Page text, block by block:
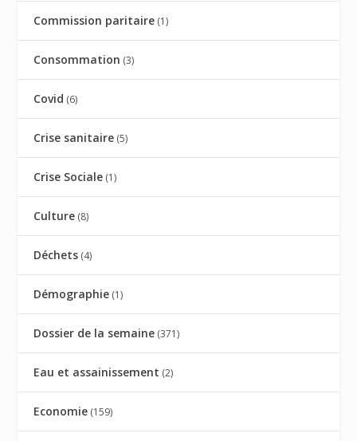
Commission paritaire (1)
Consommation (3)
Covid (6)
Crise sanitaire (5)
Crise Sociale (1)
Culture (8)
Déchets (4)
Démographie (1)
Dossier de la semaine (371)
Eau et assainissement (2)
Economie (159)